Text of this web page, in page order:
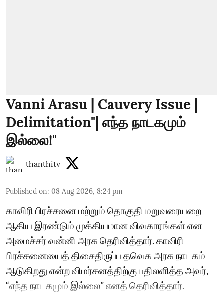
Vanni Arasu | Cauvery Issue |
Delimitation"| எந்த நாடகமும்
இல்லை!"
thanthitv
Published on: 08 Aug 2026, 8:24 pm
காவிரி பிரச்சனை மற்றும் தொகுதி மறுவரையறை
ஆகிய இரண்டும் முக்கியமான விவகாரங்கள் என
அமைச்சர் வன்னி அரசு தெரிவித்தார். காவிரி
பிரச்சனையைத் திசைதிருப்ப தவெக அரசு நாடகம்
ஆடுகிறது என்ற விமர்சனத்திற்கு பதிலளித்த அவர்,
“எந்த நாடகமும் இல்லை” எனத் தெரிவித்தார்.